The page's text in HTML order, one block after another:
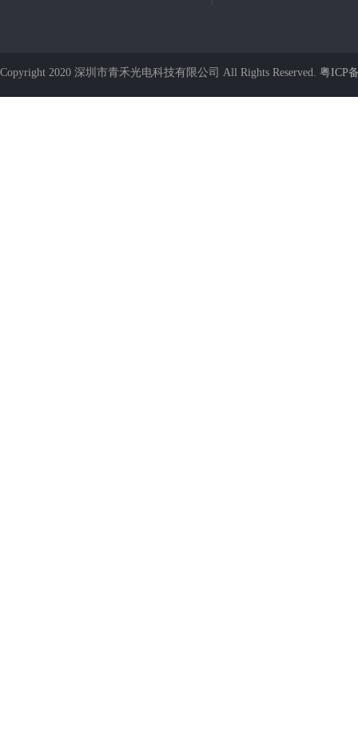
Copyright 2020 深圳市青禾光电科技有限公司 All Rights Reserved. 粤ICP